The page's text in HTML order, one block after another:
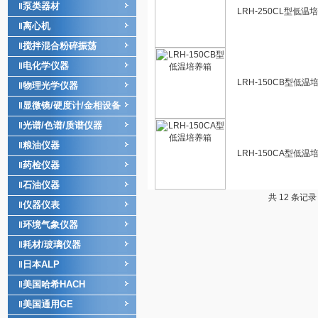
泵类器材
离心机
搅拌混合粉碎振荡
电化学仪器
物理光学仪器
显微镜/硬度计/金相设备
光谱/色谱/质谱仪器
粮油仪器
药检仪器
石油仪器
仪器仪表
环境气象仪器
耗材/玻璃仪器
日本ALP
美国哈希HACH
美国通用GE
LRH-250CL型低温
LRH-150CB型低温
LRH-150CA型低温
共 12 条记